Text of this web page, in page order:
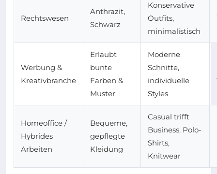
Rechtswesen
Anthrazit,
Schwarz
Konservative
Outfits,
minimalistisch
Werbung &
Kreativbranche
Erlaubt
bunte
Farben &
Muster
Moderne
Schnitte,
individuelle
Styles
Homeoffice /
Hybrides
Arbeiten
Bequeme,
gepflegte
Kleidung
Casual trifft
Business, Polo-
Shirts,
Knitwear